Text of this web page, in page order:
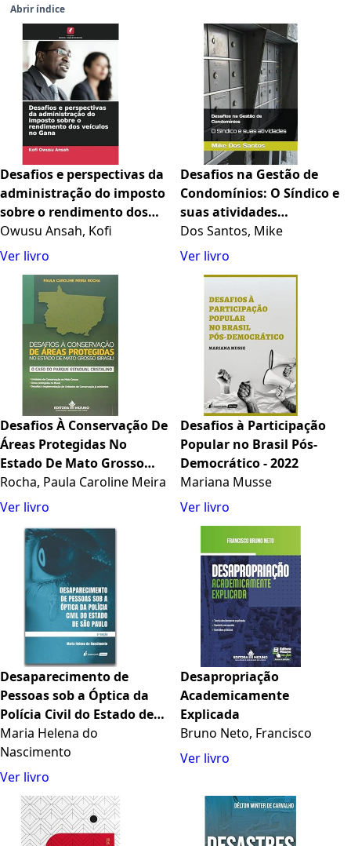
Abrir índice
Desafios e perspectivas da
administração do imposto
sobre o rendimento dos
veículos no Gana
Owusu Ansah, Kofi
Ver livro
Desafios na Gestão de
Condomínios: O Síndico e
suas atividades
(Portuguese Edition)
Dos Santos, Mike
Ver livro
Desafios À Conservação De
Áreas Protegidas No
Estado De Mato Grosso
(brasil)
Rocha, Paula Caroline Meira
Ver livro
Desafios à Participação
Popular no Brasil Pós-
Democrático - 2022
Mariana Musse
Ver livro
Desaparecimento de
Pessoas sob a Óptica da
Polícia Civil do Estado de
São Paulo - 2ª Ed. - 2023
Maria Helena do
Nascimento
Ver livro
Desapropriação
Academicamente
Explicada
Bruno Neto, Francisco
Ver livro